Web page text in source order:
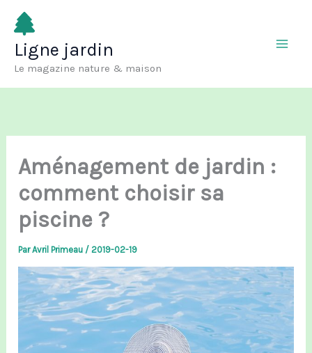
Aller
contenu
Ligne jardin
Le magazine nature & maison
Aménagement de jardin :
comment choisir sa
piscine ?
ParAvril Primeau /2019-02-19